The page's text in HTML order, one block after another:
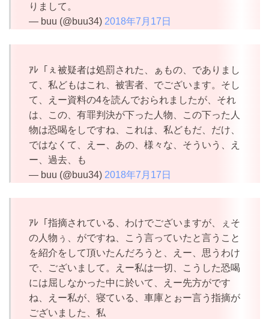
りまして。
— buu (@buu34) 2018年7月17日
ｱﾚ「ぇ被疑者は処罰された、ぁもの、でありまし
て、私どもはこれ、被害者、でございます。そし
て、えー資料の4を読んでおられましたが、それ
は、この、有罪判決が下った人物、この下った人
物は恐喝をしですね、これは、私どもだ、だけ、
ではなくて、えー、あの、様々な、そういう、え
ー、過去、も
— buu (@buu34) 2018年7月17日
ｱﾚ「指摘されている、わけでございますが、ぇそ
の人物ぅ、がですね、こう言っていたと言うこと
を紹介をして頂いたんだろうと、えー、思うわけ
で、ございまして。えー私は一切、こうした恐喝
には屈しなかった中に於いて、えー先方がです
ね、えー私が、寝ている、車庫とぉー言う指摘が
ございました、私